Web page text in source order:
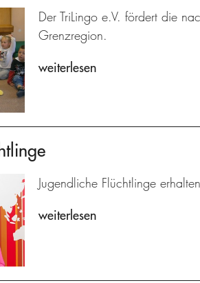
Der TriLingo e.V. fördert die
Grenzregion.
weiterlesen
Jugendliche Flüchtlinge
weiterlesen